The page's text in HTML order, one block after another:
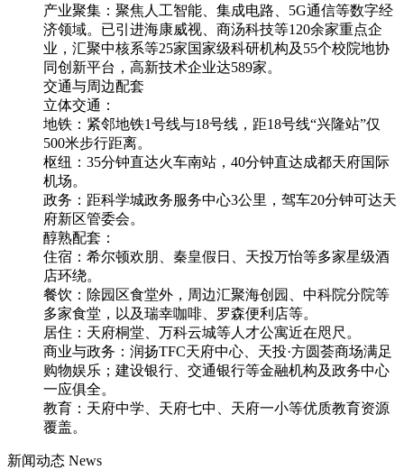
产业聚集：聚焦人工智能、集成电路、5G通信等数字经
济领域。已引进海康威视、商汤科技等120余家重点企
业，汇聚中核系等25家国家级科研机构及55个校院地协
同创新平台，高新技术企业达589家。
交通与周边配套
立体交通：
地铁：紧邻地铁1号线与18号线，距18号线“兴隆站”仅
500米步行距离。
枢纽：35分钟直达火车南站，40分钟直达成都天府国际
机场。
政务：距科学城政务服务中心3公里，驾车20分钟可达天
府新区管委会。
醇熟配套：
住宿：希尔顿欢朋、秦皇假日、天投万怡等多家星级酒
店环绕。
餐饮：除园区食堂外，周边汇聚海创园、中科院分院等
多家食堂，以及瑞幸咖啡、罗森便利店等。
居住：天府桐堂、万科云城等人才公寓近在咫尺。
商业与政务：润扬TFC天府中心、天投·方圆荟商场满足
购物娱乐；建设银行、交通银行等金融机构及政务中心
一应俱全。
教育：天府中学、天府七中、天府一小等优质教育资源
覆盖。
新闻动态 News